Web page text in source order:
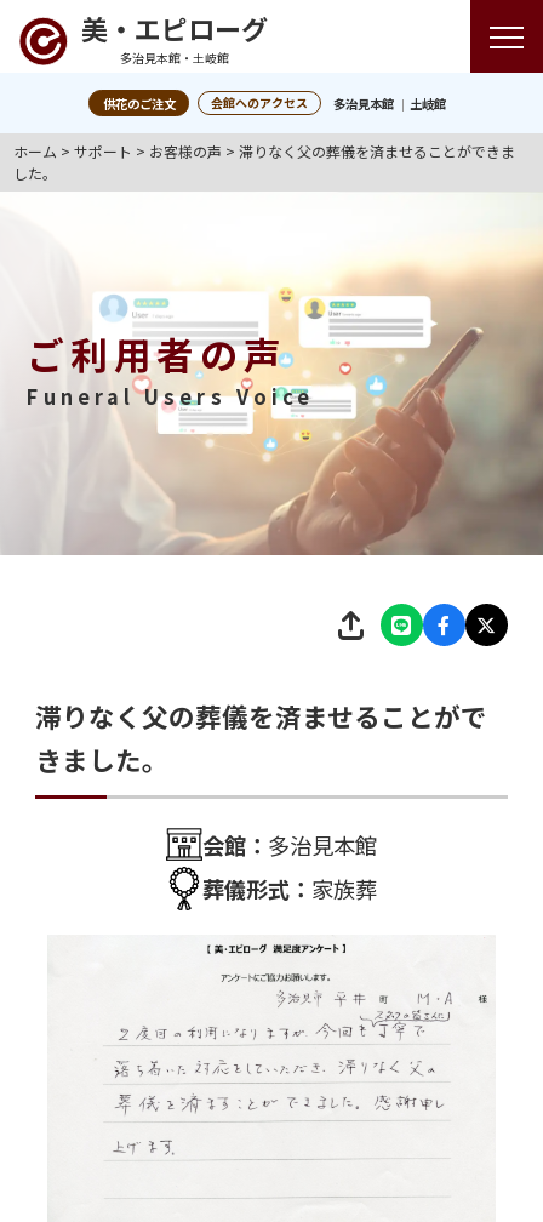
美・エピローグ
多治見本館・土岐館
供花のご注文 会館へのアクセス 多治見本館 土岐館
ホーム >サポート > お客様の声 >滞りなく父の葬儀を済ませることができま
した。
ご利用者の声
Funeral Users Voice
滞りなく父の葬儀を済ませることがで
きました。
会館： 多治見本館
葬儀形式： 家族葬